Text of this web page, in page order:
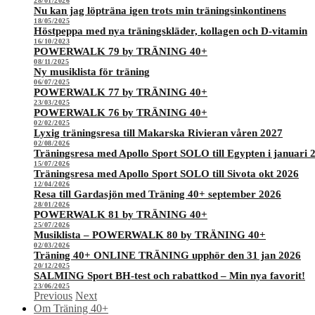
Nu kan jag löpträna igen trots min träningsinkontinens
18/05/2025
Höstpeppa med nya träningskläder, kollagen och D-vitamin
16/10/2023
POWERWALK 79 by TRÄNING 40+
08/11/2025
Ny musiklista för träning
06/07/2025
POWERWALK 77 by TRÄNING 40+
23/03/2025
POWERWALK 76 by TRÄNING 40+
02/02/2025
Lyxig träningsresa till Makarska Rivieran våren 2027
02/08/2026
Träningsresa med Apollo Sport SOLO till Egypten i januari
15/07/2026
Träningsresa med Apollo Sport SOLO till Sivota okt 2026
12/04/2026
Resa till Gardasjön med Träning 40+ september 2026
28/01/2026
POWERWALK 81 by TRÄNING 40+
25/07/2026
Musiklista – POWERWALK 80 by TRÄNING 40+
02/03/2026
Träning 40+ ONLINE TRÄNING upphör den 31 jan 2026
20/12/2025
SALMING Sport BH-test och rabattkod – Min nya favorit!
23/06/2025
Previous Next
Om Träning 40+